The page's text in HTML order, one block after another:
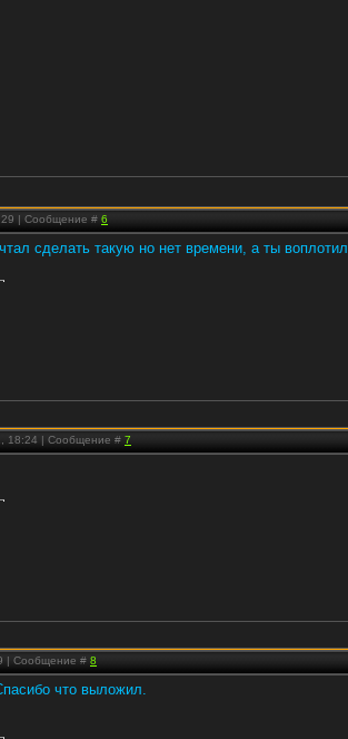
| Сообщение # 6
сделать такую но нет времени, а ты
18:24 | Сообщение # 7
| Сообщение # 8
что выложил.